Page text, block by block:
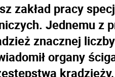
zakład pracy
Jednemu z
znacznej
organy